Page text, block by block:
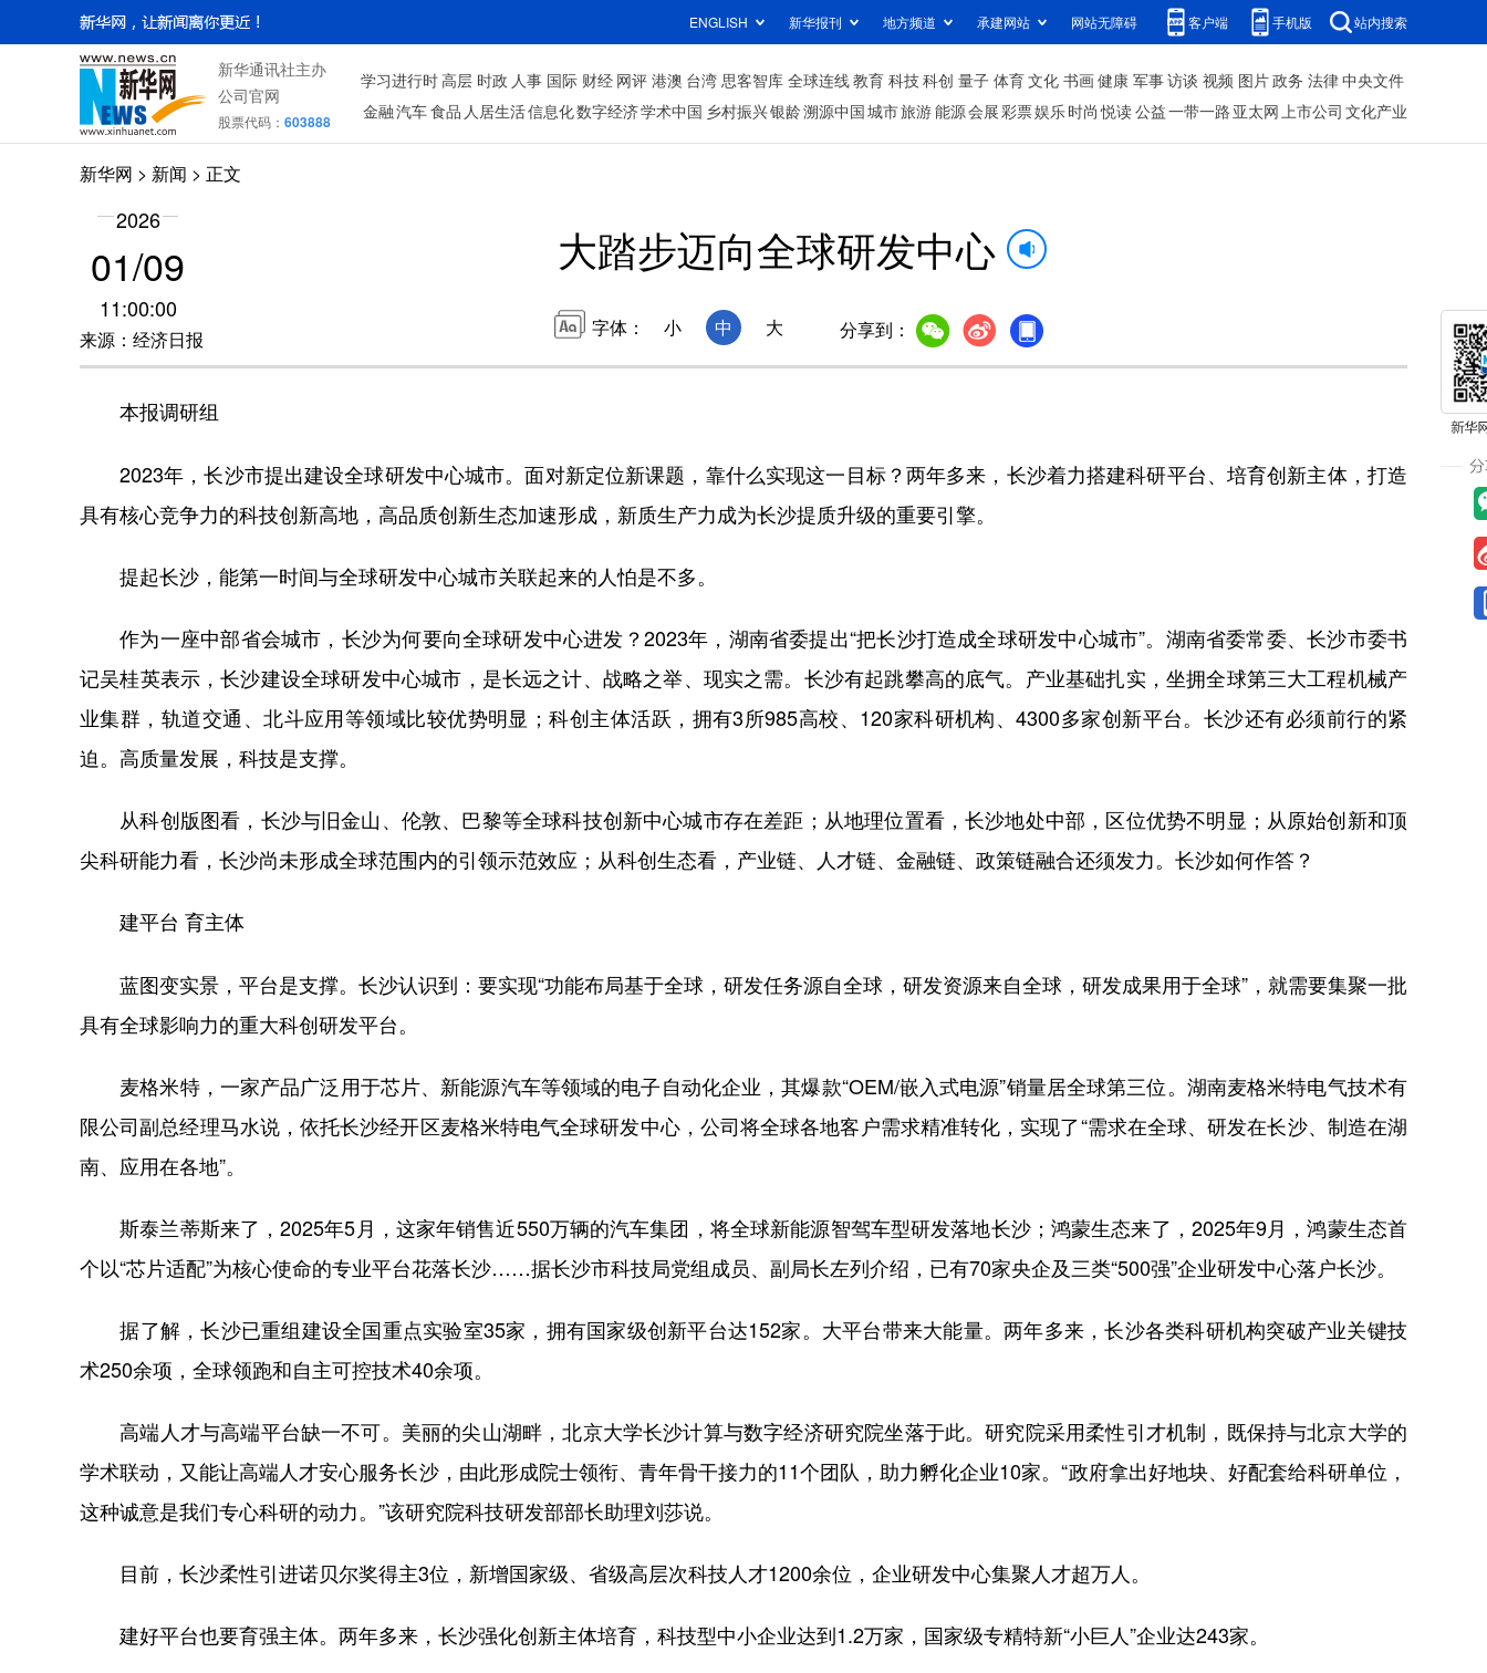
ENGLISH 新华报刊 地方频道 承建网站 网站无障碍 客户端 手机版 站内搜索
新华通讯社主办
公司官网
股票代码： 603888
学习进行时高层 时政 人事 国际 财经 网评 港澳 台湾 思客智库 全球连线教育 科技科创 量子 体育文化 书画健康 军事访谈 视频 图片政务 法律中央文件
金融汽车食品 人居生活信息化数字经济学术中国 乡村振兴银龄溯源中国城市旅游能源会展彩票娱乐时尚 悦读公益一带一路 亚太网上市公司 文化产业
新华网 > 新闻 > 正文
2026
01/09
11:00:00
来源：经济日报
大踏步迈向全球研发中心
字体： 小 中 大 分享到：
本报调研组
2023年，长沙市提出建设全球研发中心城市。面对新定位新课题，靠什么实现这一目标？两年多来，长沙着力搭建科研平台、培育创新主体，打造
具有核心竞争力的科技创新高地，高品质创新生态加速形成，新质生产力成为长沙提质升级的重要引擎。
提起长沙，能第一时间与全球研发中心城市关联起来的人怕是不多。
作为一座中部省会城市，长沙为何要向全球研发中心进发？2023年，湖南省委提出“把长沙打造成全球研发中心城市”。湖南省委常委、长沙市委书
记吴桂英表示，长沙建设全球研发中心城市，是长远之计、战略之举、现实之需。长沙有起跳攀高的底气。产业基础扎实，坐拥全球第三大工程机械产
业集群，轨道交通、北斗应用等领域比较优势明显；科创主体活跃，拥有3所985高校、120家科研机构、4300多家创新平台。长沙还有必须前行的紧
迫。高质量发展，科技是支撑。
从科创版图看，长沙与旧金山、伦敦、巴黎等全球科技创新中心城市存在差距；从地理位置看，长沙地处中部，区位优势不明显；从原始创新和顶
尖科研能力看，长沙尚未形成全球范围内的引领示范效应；从科创生态看，产业链、人才链、金融链、政策链融合还须发力。长沙如何作答？
建平台 育主体
蓝图变实景，平台是支撑。长沙认识到：要实现“功能布局基于全球，研发任务源自全球，研发资源来自全球，研发成果用于全球”，就需要集聚一批
具有全球影响力的重大科创研发平台。
麦格米特，一家产品广泛用于芯片、新能源汽车等领域的电子自动化企业，其爆款“OEM/嵌入式电源”销量居全球第三位。湖南麦格米特电气技术有
限公司副总经理马水说，依托长沙经开区麦格米特电气全球研发中心，公司将全球各地客户需求精准转化，实现了“需求在全球、研发在长沙、制造在湖
南、应用在各地”。
斯泰兰蒂斯来了，2025年5月，这家年销售近550万辆的汽车集团，将全球新能源智驾车型研发落地长沙；鸿蒙生态来了，2025年9月，鸿蒙生态首
个以“芯片适配”为核心使命的专业平台花落长沙……据长沙市科技局党组成员、副局长左列介绍，已有70家央企及三类“500强”企业研发中心落户长沙。
据了解，长沙已重组建设全国重点实验室35家，拥有国家级创新平台达152家。大平台带来大能量。两年多来，长沙各类科研机构突破产业关键技
术250余项，全球领跑和自主可控技术40余项。
高端人才与高端平台缺一不可。美丽的尖山湖畔，北京大学长沙计算与数字经济研究院坐落于此。研究院采用柔性引才机制，既保持与北京大学的
学术联动，又能让高端人才安心服务长沙，由此形成院士领衔、青年骨干接力的11个团队，助力孵化企业10家。“政府拿出好地块、好配套给科研单位，
这种诚意是我们专心科研的动力。”该研究院科技研发部部长助理刘莎说。
目前，长沙柔性引进诺贝尔奖得主3位，新增国家级、省级高层次科技人才1200余位，企业研发中心集聚人才超万人。
建好平台也要育强主体。两年多来，长沙强化创新主体培育，科技型中小企业达到1.2万家，国家级专精特新“小巨人”企业达243家。